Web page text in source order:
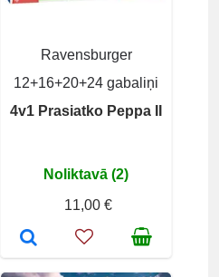
Ravensburger
12+16+20+24 gabaliņi
4v1 Prasiatko Peppa II
Noliktavā (2)
11,00 €